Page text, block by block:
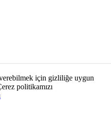
için gizliliğe uygun
politikamızı